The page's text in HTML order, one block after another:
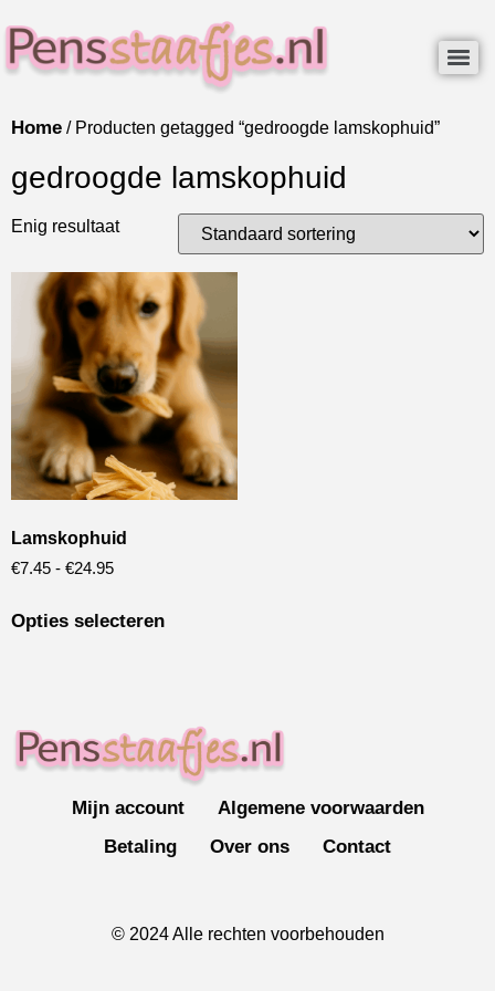
Home / Producten getagged “gedroogde lamskophuid”
gedroogde lamskophuid
Enig resultaat
Lamskophuid
€7.45 - €24.95
Opties selecteren
Mijn account
Algemene voorwaarden
Betaling
Over ons Contact
© 2024 Alle rechten voorbehouden